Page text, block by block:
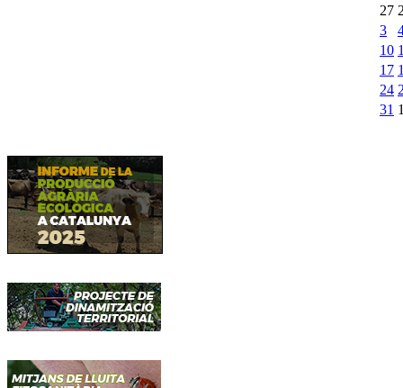
27
3
10
17
24
31